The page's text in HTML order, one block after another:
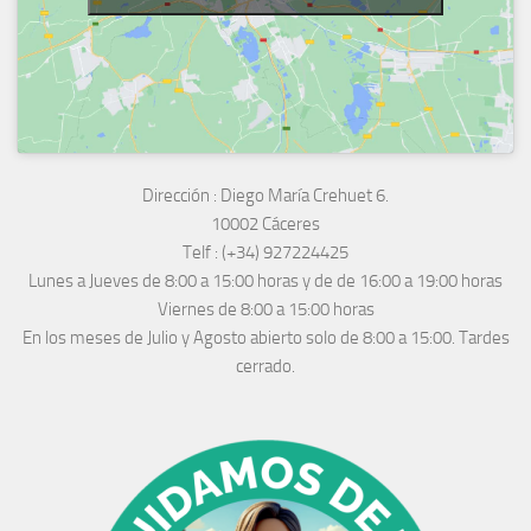
Dirección : Diego María Crehuet 6.
10002 Cáceres
Telf : (+34) 927224425
Lunes a Jueves de 8:00 a 15:00 horas y de de 16:00 a 19:00 horas
Viernes de 8:00 a 15:00 horas
En los meses de Julio y Agosto abierto solo de 8:00 a 15:00. Tardes
cerrado.